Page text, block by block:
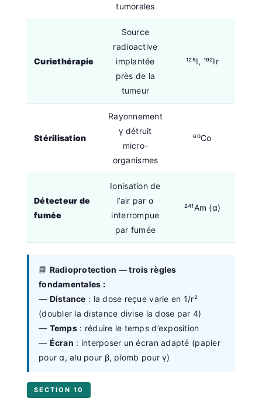
tumorales
Curiethérapie
Source
radioactive
implantée
près de la
tumeur
¹²⁵I, ¹⁹²Ir
Stérilisation
Rayonnement
γ détruit
micro-
organismes
⁶⁰Co
Détecteur de
fumée
Ionisation de
l’air par α
interrompue
par fumée
²⁴¹Am (α)
📘 Radioprotection — trois règles
fondamentales :
— Distance : la dose reçue varie en 1/r²
(doubler la distance divise la dose par 4)
— Temps: réduire le temps d’exposition
— Écran : interposer un écran adapté (papier
pour α, alu pour β, plomb pour γ)
SECTION 10